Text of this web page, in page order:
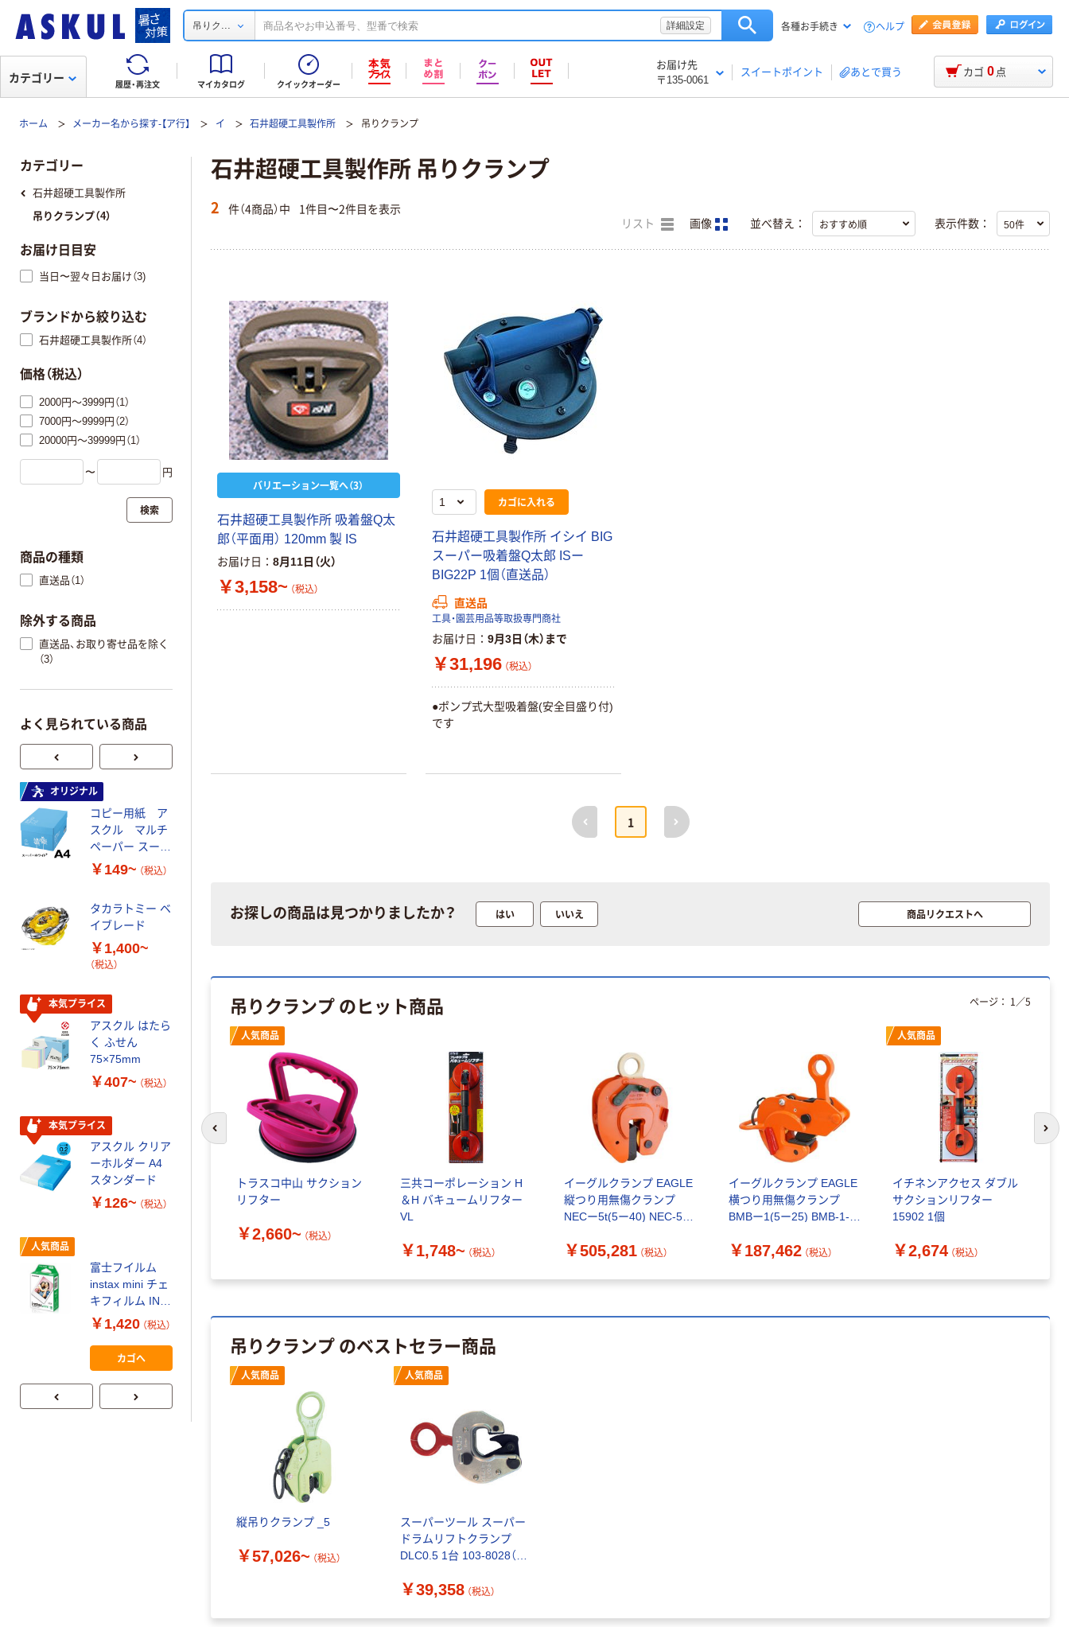
吊りク ... 詳細設定 各種お手続き ヘルプ
履歴・再注文 マイカタログ クイックオーダー
お届け先
〒135-0061
スイートポイント あとで買う
カテゴリー カゴ 0 点
ホーム メーカー名から探す-【ア行】 イ 石井超硬工具製作所 吊りクランプ
石井超硬工具製作所 吊りクランプ
2 件（4商品）中 1件目〜2件目を表示
リスト 画像 並べ替え： 表示件数：
バリエーション一覧へ（3）
石井超硬工具製作所 吸着盤Q太
郎（平面用） 120mm 製 IS
お届け日 8月11日（火）
￥3,158~ （税込）
カゴに入れる
石井超硬工具製作所 イシイ BIG
スーパー吸着盤Q太郎 ISー
BIG22P 1個（直送品）
直送品
工具・園芸用品等取扱専門商社
お届け日 9月3日（木）まで
￥31,196 （税込）
●ポンプ式大型吸着盤(安全目盛り付)
です
前へ
1
次へ
お探しの商品は見つかりましたか？ はい いいえ 商品リクエストへ
吊りクランプ のヒット商品
人気商品
トラスコ中山 サクション
リフター
￥2,660~ （税込）
三共コーポレーション H
＆H バキュームリフター
VL
￥1,748~ （税込）
イーグルクランプ EAGLE
縦つり用無傷クランプ
NECー5t(5ー40) NEC-5-
品）
￥505,281 （税込）
イーグルクランプ EAGLE
横つり用無傷クランプ
BMBー1(5ー25) BMB-1-5-
￥187,462 （税込）
人気商品
イチネンアクセス ダブル
サクションリフター
15902 1個
￥2,674 （税込）
ページ： 1 ／5
前のスライドへ 次
吊りクランプ のベストセラー商品
人気商品
縦吊りクランプ _5
￥57,026~ （税込）
人気商品
スーパーツール スーパー
ドラムリフトクランプ
DLC0.5 1台 103-8028（直
￥39,358 （税込）
カテゴリー
石井超硬工具製作所
吊りクランプ（4）
お届け日目安
当日〜翌々日お届け（3)
ブランドから絞り込む
石井超硬工具製作所（4）
価格（税込）
2000円～3999円（1）
7000円～9999円（2）
20000円～39999円（1）
〜 円
検索
商品の種類
直送品（1）
除外する商品
直送品、お取り寄せ品を除く
（3）
よく見られている商品
オリジナル
コピー用紙 ア
スクル マルチ
ペーパー スーパ
ーホワイト+
￥149~ （税込）
タカラトミー ベ
イブレード
￥1,400~
（税込）
本気プライス
アスクル はたら
く ふせん
75×75mm
￥407~ （税込）
本気プライス
アスクル クリア
ーホルダー A4
スタンダード
￥126~ （税込）
人気商品
富士フイルム
instax mini チェ
キフィルム INS
MINI JP1 1パッ
ク（10枚入り）
￥1,420 （税込）
カゴへ
オリジナル
ルオリジナル
本気プライス
ティッシュペー
パー ボックス
150組 5箱入 ア
スクル スマート
コンパクト ビ
ビッド PEFC認
証
￥328~ （税込）
オリジナル
コピー用紙 マ
ルチペーパー
ミー+
￥149~ （税込）
スクル 現場のチ
0.22mm 布テー
プ
￥145~ （税込）
本気プライス
リサイクル100
芯あり FSC認
乾電池 単4
形 アルカリ乾
電池 北欧パッ
ケージ アスク
ルオリジナル
￥140~
アスクルオリジ
ナル ラミネー
トフィルム A4
100μ（ミクロン）
中判 再生紙
FSC認証 シング
ル 大王製紙共同
企画 オリジナル
￥149~ （税込）
アスクル 「現場
のチカラ」 養生
オリジナル
アスクル プラス
チックグローブ
粉なし（パウダ
ーフリー）
￥398~ （税込）
富士フイルム
instax mini13
INS MINI 13
￥12,100~
（税込）
大塚製薬工場
エスワン（OS-1）
￥124~ （税込）
ンテープ
￥216~ （税込）
本気プライス
アスクル トイ
レのおそうじシ
ート 大王製紙
共同企画 トイ
レクリーナー
トイレシート
オリジナル
￥330~ （税込）
本気プライス
トファイル エコ
A4タテ(コクヨ
￥115~
富士フイルム チ
ェキ専用フィル
（税込）
パー シングル
120ｍ 再生紙
100% 6ロール
リサイクル100
芯あり FSC認
証
￥470~